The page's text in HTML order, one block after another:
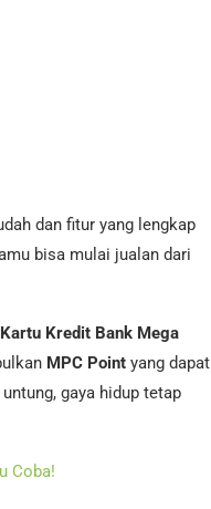
dan fitur yang lengkap
bisa mulai jualan dari
Kartu Kredit Bank Mega
MPC Point yang dapat
gaya hidup tetap
Coba!